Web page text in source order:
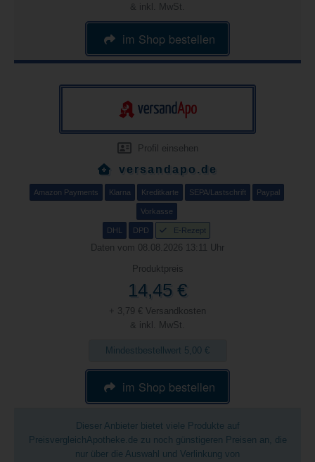
& inkl. MwSt.
im Shop bestellen
Profil einsehen
versandapo.de
Amazon Payments Klarna Kreditkarte SEPA/Lastschrift Paypal
Vorkasse
DHL DPD E-Rezept
Daten vom 08.08.2026 13:11 Uhr
Produktpreis
14,45 €
+ 3,79 € Versandkosten
& inkl. MwSt.
Mindestbestellwert 5,00 €
im Shop bestellen
Dieser Anbieter bietet viele Produkte auf
PreisvergleichApotheke.de zu noch günstigeren Preisen an, die
nur über die Auswahl und Verlinkung von